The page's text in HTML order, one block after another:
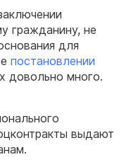
гражданину, не
для
постановлении
довольно много.
выдают